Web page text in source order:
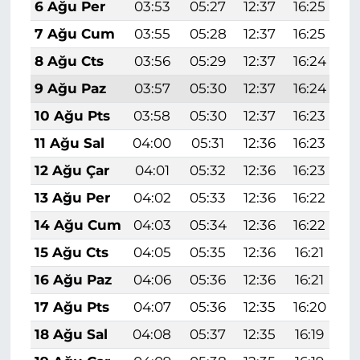
6 Ağu Per
03:53 05:27 12:37 16:25
7 Ağu Cum
03:55 05:28 12:37 16:25
8 Ağu Cts
03:56 05:29 12:37 16:24
9 Ağu Paz
03:57 05:30 12:37 16:24
10 Ağu Pts
03:58 05:30 12:37 16:23
11 Ağu Sal
04:00 05:31 12:36 16:23
12 Ağu Çar
04:01 05:32 12:36 16:23
13 Ağu Per
04:02 05:33 12:36 16:22
14 Ağu Cum
04:03 05:34 12:36 16:22
15 Ağu Cts
04:05 05:35 12:36 16:21
16 Ağu Paz
04:06 05:36 12:36 16:21
17 Ağu Pts
04:07 05:36 12:35 16:20
18 Ağu Sal
04:08 05:37 12:35 16:19